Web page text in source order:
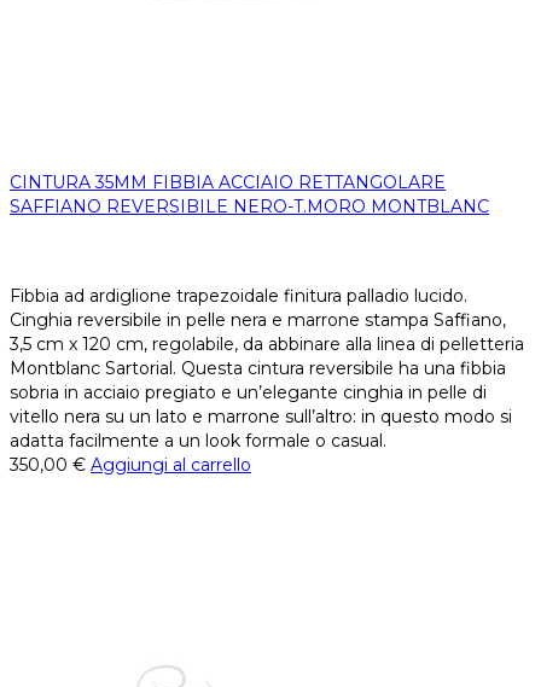
CINTURA 35MM FIBBIA ACCIAIO RETTANGOLARE
SAFFIANO REVERSIBILE NERO-T.MORO MONTBLANC
Fibbia ad ardiglione trapezoidale finitura palladio lucido.
Cinghia reversibile in pelle nera e marrone stampa Saffiano,
3,5 cm x 120 cm, regolabile, da abbinare alla linea di pelletteria
Montblanc Sartorial. Questa cintura reversibile ha una fibbia
sobria in acciaio pregiato e un’elegante cinghia in pelle di
vitello nera su un lato e marrone sull’altro: in questo modo si
adatta facilmente a un look formale o casual.
350,00 € Aggiungi al carrello